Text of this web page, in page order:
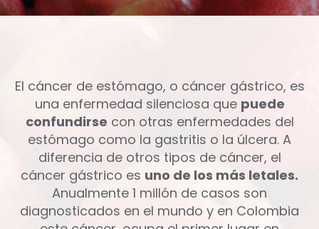
El cáncer de estómago, o cáncer gástrico, es
una enfermedad silenciosa que puede
confundirse con otras enfermedades del
estómago como la gastritis o la úlcera. A
diferencia de otros tipos de cáncer, el
cáncer gástrico es uno de los más letales.
Anualmente 1 millón de casos son
diagnosticados en el mundo y en Colombia